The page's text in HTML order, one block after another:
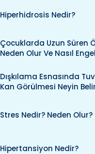
Hiperhidrosis Nedir?
Çocuklarda Uzun Süren
Neden Olur Ve Nasıl
Dışkılama Esnasında
Kan Görülmesi Neyin
Stres Nedir? Neden Olur?
Hipertansiyon Nedir?